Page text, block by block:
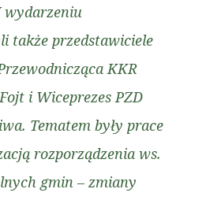
wydarzeniu
także przedstawiciele
KKR
i Wiceprezes PZD
Tematem były prace
rozporządzenia ws.
gmin – zmiany